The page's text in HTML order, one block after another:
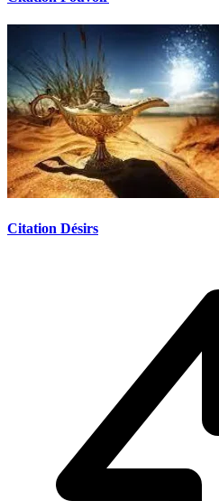
Citation Désirs